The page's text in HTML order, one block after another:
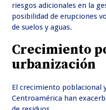
riesgos adicionales en la
posibilidad de erupciones
de suelos y aguas.
Crecimiento
urbanización
El crecimiento poblacional
Centroamérica han